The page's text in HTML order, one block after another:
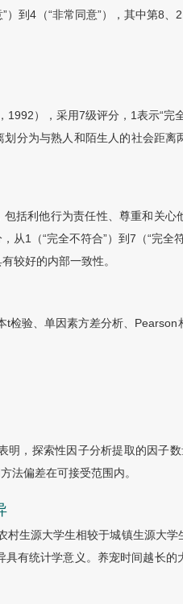
到4（“非常同意”），其中第8、
），采用7级评分，1表示“完
分为与熟人和陌生人的社会距离
括利他行为责任性、尊重和关心
1（“完全不符合”）到7（“完全
较好的内部一致性。
检验、单因素方差分析、Pearson
明，探索性因子分析提取的因子
法偏差在可接受范围内。
生源大学生相较于城镇生源大学
有统计学意义。养宠时间越长的